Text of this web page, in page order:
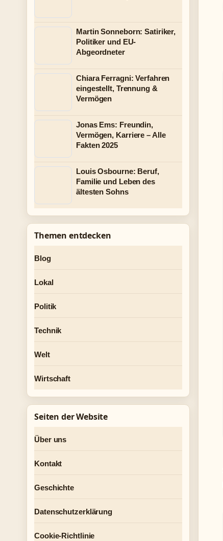
Martin Sonneborn: Satiriker,
Politiker und EU-
Abgeordneter
Chiara Ferragni: Verfahren
eingestellt, Trennung &
Vermögen
Jonas Ems: Freundin,
Vermögen, Karriere – Alle
Fakten 2025
Louis Osbourne: Beruf,
Familie und Leben des
ältesten Sohns
Themen entdecken
Blog
Lokal
Politik
Technik
Welt
Wirtschaft
Seiten der Website
Über uns
Kontakt
Geschichte
Datenschutzerklärung
Cookie-Richtlinie